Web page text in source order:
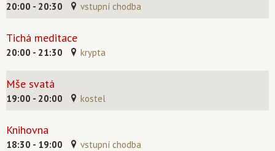
20:00 - 20:30 vstupní chodba
Tichá meditace
20:00 - 21:30 krypta
Mše svatá
19:00 - 20:00 kostel
Knihovna
18:30 - 19:00 vstupní chodba